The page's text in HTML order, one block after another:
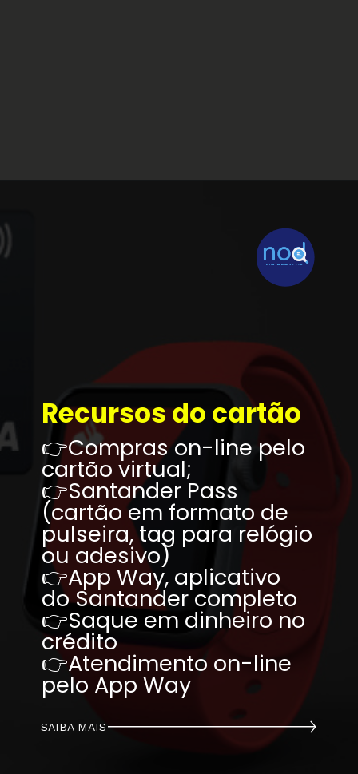
Recursos do cartão
SAIBA MAIS
👉Compras on-line pelo
cartão virtual;
👉Santander Pass
(cartão em formato de
pulseira, tag para relógio
ou adesivo)
👉App Way, aplicativo
do Santander completo
👉Saque em dinheiro no
crédito
👉Atendimento on-line
pelo App Way